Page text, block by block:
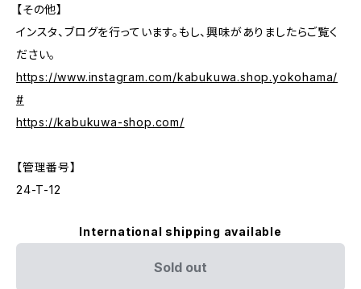
【その他】
インスタ、ブログを行っています。もし、興味がありましたらご覧く
ださい。
https://www.instagram.com/kabukuwa.shop.yokohama/
#
https://kabukuwa-shop.com/
【管理番号】
24-T-12
International shipping available
Sold out